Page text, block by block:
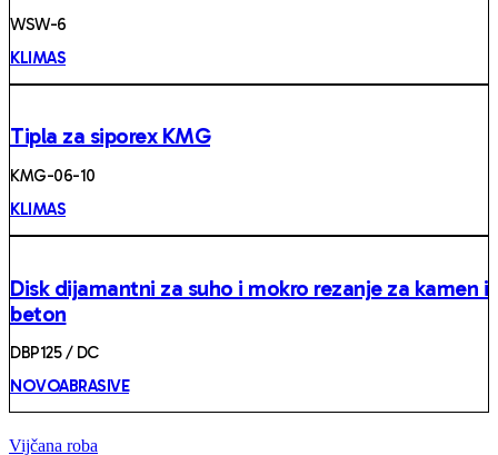
WSW-6
KLIMAS
Tipla za siporex KMG
KMG-06-10
KLIMAS
Disk dijamantni za suho i mokro rezanje za kamen i
beton
DBP125 / DC
NOVOABRASIVE
Vijčana roba